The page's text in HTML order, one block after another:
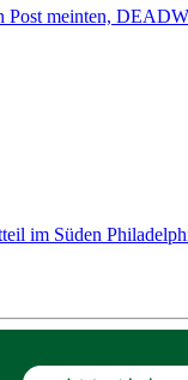
meinten,
im Süden